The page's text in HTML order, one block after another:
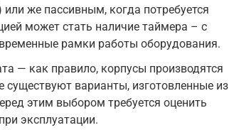
же пассивным, когда потребуется
может стать наличие таймера – с
рамки работы оборудования.
— как правило, корпусы производятся
варианты, изготовленные из
этим выбором требуется оценить
эксплуатации.